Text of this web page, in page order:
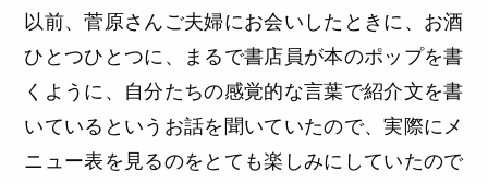
以前、菅原さんご夫婦にお会いしたときに、お酒
ひとつひとつに、まるで書店員が本のポップを書
くように、自分たちの感覚的な言葉で紹介文を書
いているというお話を聞いていたので、実際にメ
ニュー表を見るのをとても楽しみにしていたので